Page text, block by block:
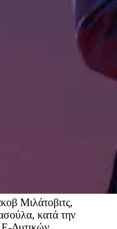
Μιλάτοβιτς,
κατά την